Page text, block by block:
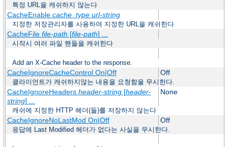
특정 URL을 캐쉬하지 않는다
CacheEnable cache_type url-string
지정한 저장관리자를 사용하여 지정한 URL을 캐쉬한다
CacheFile file-path [file-path] ...
시작시 여러 파일 핸들을 캐쉬한다
Add an X-Cache header to the response.
CacheIgnoreCacheControl On|Off Off
클라이언트가 캐쉬하지않는 내용을 요청함을 무시한다.
CacheIgnoreHeaders header-string[header-
string] ...
None
캐쉬에 지정한 HTTP 헤더(들)를 저장하지 않는다
CacheIgnoreNoLastMod On|Off Off
응답에 Last Modified 헤더가 없다는 사실을 무시한다.